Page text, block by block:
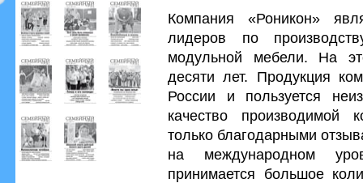
Компания «Роникон»
лидеров по
модульной мебели. На
десяти лет. Продукция
России и пользуется
качество производимой
только благодарными
на международном
принимается большое